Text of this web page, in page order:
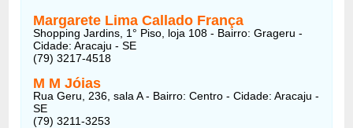
Margarete Lima Callado França
Shopping Jardins, 1° Piso, loja 108 - Bairro: Grageru -
Cidade: Aracaju - SE
(79) 3217-4518
M M Jóias
Rua Geru, 236, sala A - Bairro: Centro - Cidade: Aracaju -
SE
(79) 3211-3253